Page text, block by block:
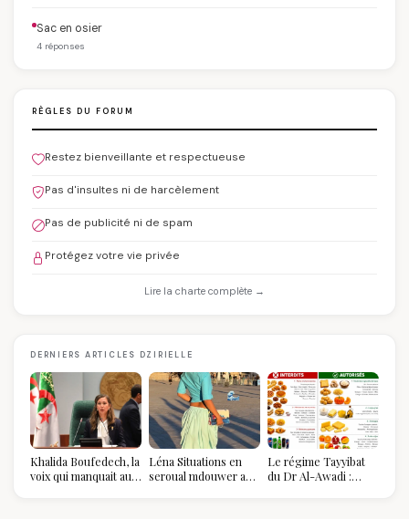
Sac en osier
4 réponses
RÈGLES DU FORUM
Restez bienveillante et respectueuse
Pas d'insultes ni de harcèlement
Pas de publicité ni de spam
Protégez votre vie privée
Lire la charte complète →
DERNIERS ARTICLES DZIRIELLE
Khalida Boufedech, la
voix qui manquait au
Léna Situations en
seroual mdouwer au
Le régime Tayyibat
du Dr Al-Awadi :